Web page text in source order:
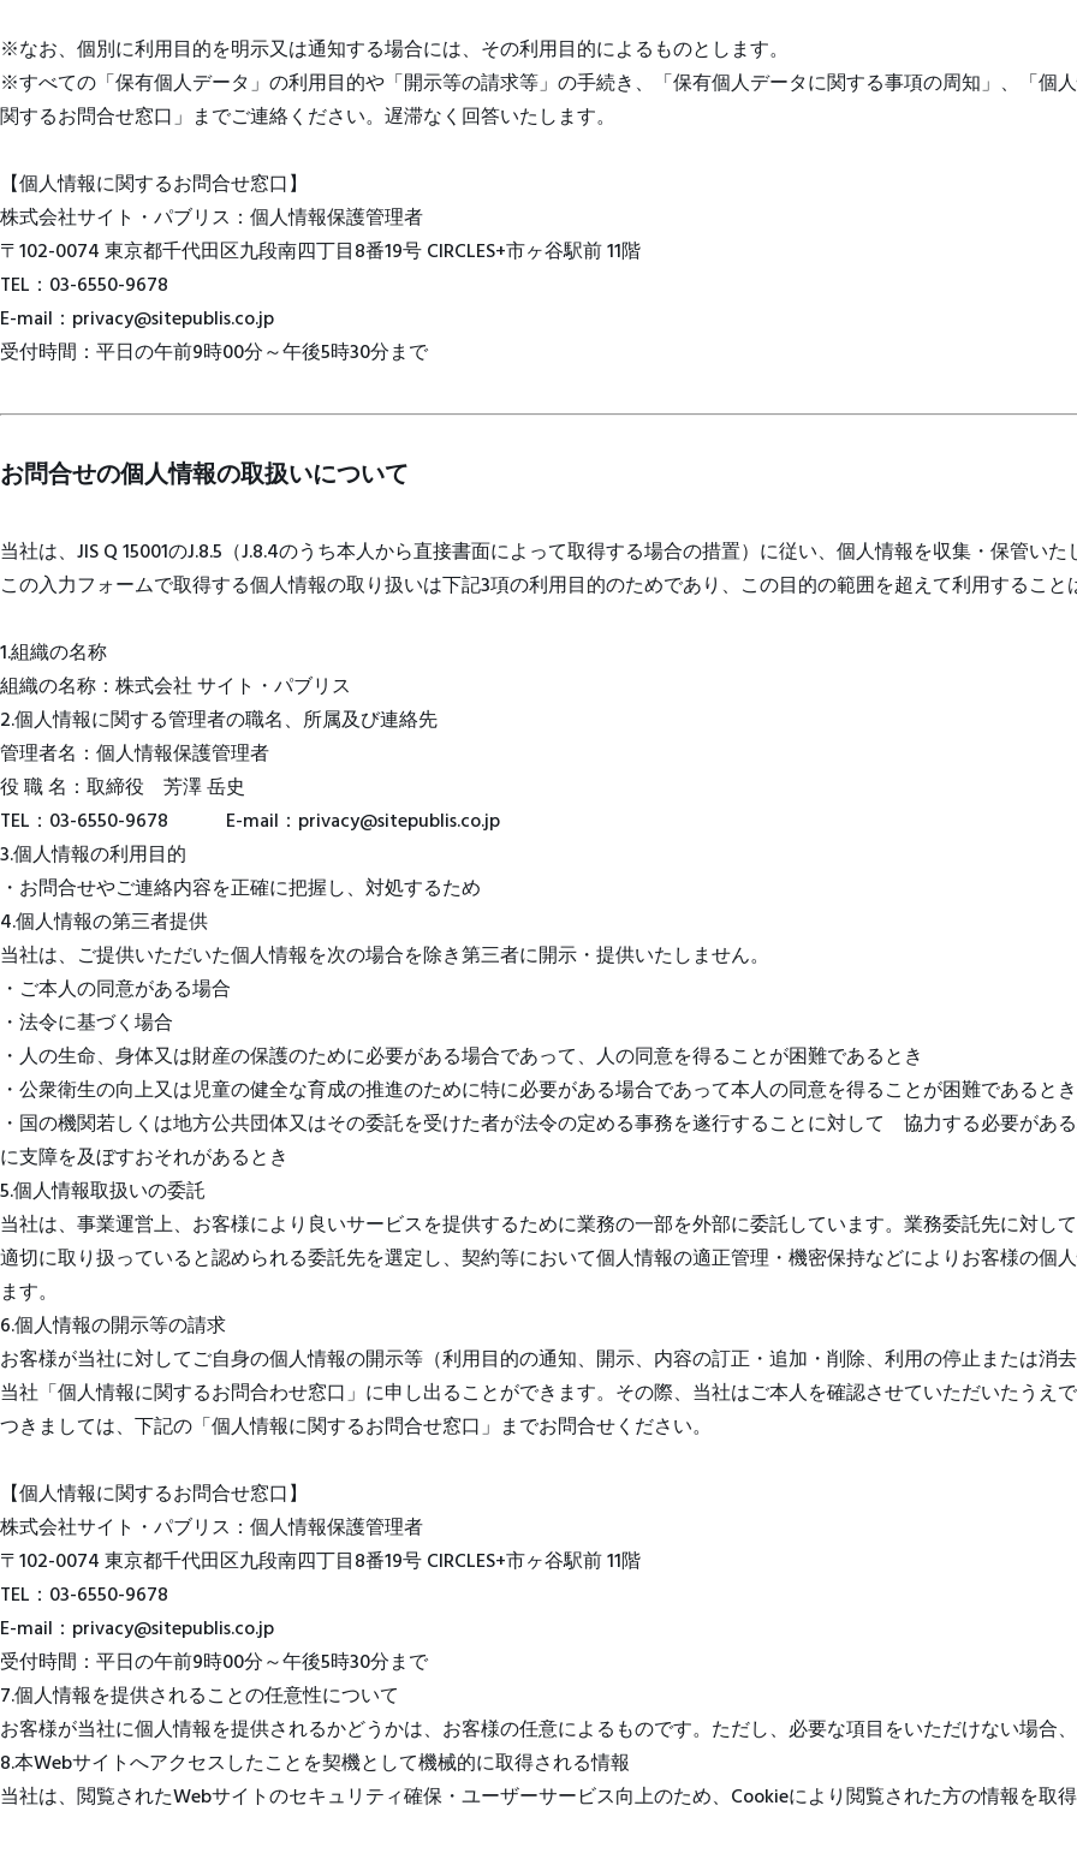
※なお、個別に利用目的を明示又は通知する場合には、その利用目的によるものとします。
※すべての「保有個人データ」の利用目的や「開示等の請求等」の手続き、「保有個人データに関する事項の周知」、「個
関するお問合せ窓口」までご連絡ください。遅滞なく回答いたします。
【個人情報に関するお問合せ窓口】
株式会社サイト・パブリス：個人情報保護管理者
〒102-0074 東京都千代田区九段南四丁目8番19号 CIRCLES+市ヶ谷駅前 11階
TEL：03-6550-9678
E-mail：privacy@sitepublis.co.jp
受付時間：平日の午前9時00分～午後5時30分まで
お問合せの個人情報の取扱いについて
当社は、JIS Q 15001のJ.8.5（J.8.4のうち本人から直接書面によって取得する場合の措置）に従い、個人情報を収集・保管いた
この入力フォームで取得する個人情報の取り扱いは下記3項の利用目的のためであり、この目的の範囲を超えて利用すること
1.組織の名称
組織の名称：株式会社 サイト・パブリス
2.個人情報に関する管理者の職名、所属及び連絡先
管理者名：個人情報保護管理者
役 職 名：取締役 芳澤 岳史
TEL：03-6550-9678 E-mail：privacy@sitepublis.co.jp
3.個人情報の利用目的
・お問合せやご連絡内容を正確に把握し、対処するため
4.個人情報の第三者提供
当社は、ご提供いただいた個人情報を次の場合を除き第三者に開示・提供いたしません。
・ご本人の同意がある場合
・法令に基づく場合
・人の生命、身体又は財産の保護のために必要がある場合であって、人の同意を得ることが困難であるとき
・公衆衛生の向上又は児童の健全な育成の推進のために特に必要がある場合であって本人の同意を得ることが困難であるとき
・国の機関若しくは地方公共団体又はその委託を受けた者が法令の定める事務を遂行することに対して 協力する必要があ
に支障を及ぼすおそれがあるとき
5.個人情報取扱いの委託
当社は、事業運営上、お客様により良いサービスを提供するために業務の一部を外部に委託しています。業務委託先に対し
適切に取り扱っていると認められる委託先を選定し、契約等において個人情報の適正管理・機密保持などによりお客様の個
ます。
6.個人情報の開示等の請求
お客様が当社に対してご自身の個人情報の開示等（利用目的の通知、開示、内容の訂正・追加・削除、利用の停止または消
当社「個人情報に関するお問合わせ窓口」に申し出ることができます。その際、当社はご本人を確認させていただいたうえ
つきましては、下記の「個人情報に関するお問合せ窓口」までお問合せください。
【個人情報に関するお問合せ窓口】
株式会社サイト・パブリス：個人情報保護管理者
〒102-0074 東京都千代田区九段南四丁目8番19号 CIRCLES+市ヶ谷駅前 11階
TEL：03-6550-9678
E-mail：privacy@sitepublis.co.jp
受付時間：平日の午前9時00分～午後5時30分まで
7.個人情報を提供されることの任意性について
お客様が当社に個人情報を提供されるかどうかは、お客様の任意によるものです。ただし、必要な項目をいただけない場合
8.本Webサイトへアクセスしたことを契機として機械的に取得される情報
当社は、閲覧されたWebサイトのセキュリティ確保・ユーザーサービス向上のため、Cookieにより閲覧された方の情報を取得